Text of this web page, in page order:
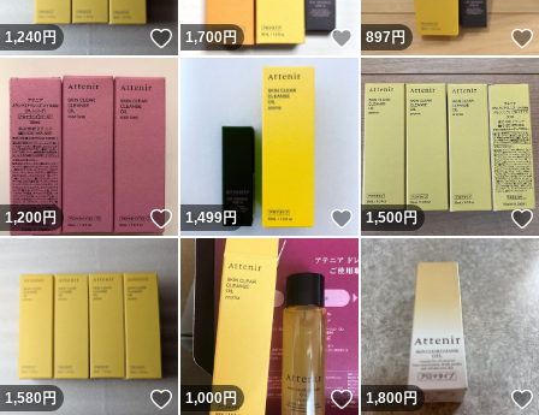
1,240円 いいね！
1,700円 いいね！
897円
1,200円 いいね！
1,499円 いいね！
1,500円
1,580円 いいね！
1,000円 いいね！
1,800円